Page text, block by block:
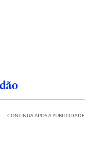
CONTINUA APÓS A PUBLICIDADE